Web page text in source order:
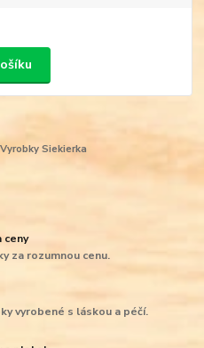
Siekierka
ceny
za rozumnou cenu.
vyrobené s láskou a péčí.